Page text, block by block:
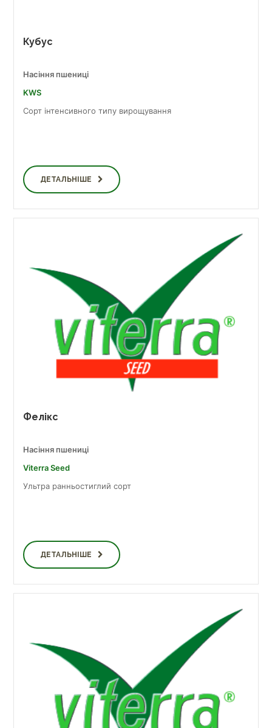
Кубус
Насіння пшениці
KWS
Сорт інтенсивного типу вирощування
ДЕТАЛЬНІШЕ
Фелікс
Насіння пшениці
Viterra Seed
Ультра ранньостиглий сорт
ДЕТАЛЬНІШЕ